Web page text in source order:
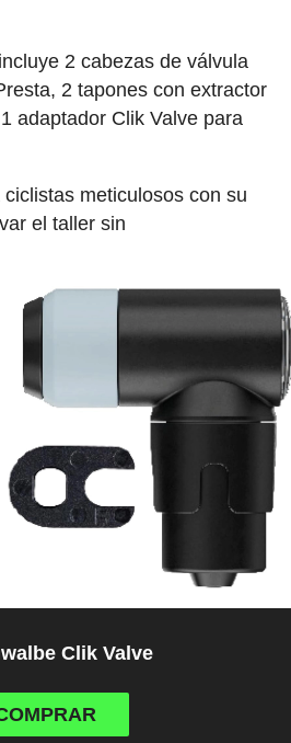
2 cabezas de válvula
2 tapones con extractor
adaptador Clik Valve para
meticulosos con su
el taller sin
Clik Valve